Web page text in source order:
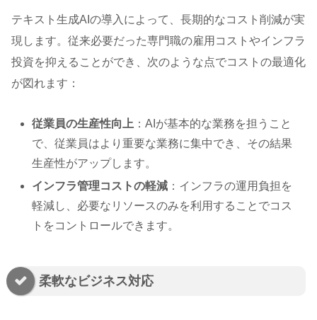
テキスト生成AIの導入によって、長期的なコスト削減が実
現します。従来必要だった専門職の雇用コストやインフラ
投資を抑えることができ、次のような点でコストの最適化
が図れます：
従業員の生産性向上 ：AIが基本的な業務を担うこと
で、従業員はより重要な業務に集中でき、その結果
生産性がアップします。
インフラ管理コストの軽減 ：インフラの運用負担を
軽減し、必要なリソースのみを利用することでコス
トをコントロールできます。
柔軟なビジネス対応